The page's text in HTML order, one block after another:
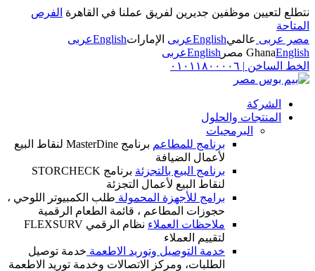
نتطلع لتعيين موظفين جديرين لفريق عملنا في القاهرة الفرص
المتاحة
مصر عربى عالميEnglishعربى الإماراتEnglishعربى
GhanaEnglish مصر Englishعربى
الخط الساخن | ٠١٠١١٨٠٠٠٠٦
الشركة
المنتجات والحلول
البرمجيات
برنامج للمطاعم
برنامج MasterDine لنقاط البيع
لأعمال الضيافة
برنامج البيع بالتجزئة
برنامج STORCHECK
لنقاط البيع لأعمال التجزئة
برامج للأجهزة المحمولة طلب الكمبيوتر اللوحي ،
حجوزات المطاعم ، قائمة الطعام الرقمية
ملاحظات العملاء
نظام الرقمي FLEXSURV
لتقييم العملاء
خدمة التوصيل وتوريد الاطعمة خدمة توصيل
الطلبات، ومركز الاتصالات وخدمة توريد الاطعمة